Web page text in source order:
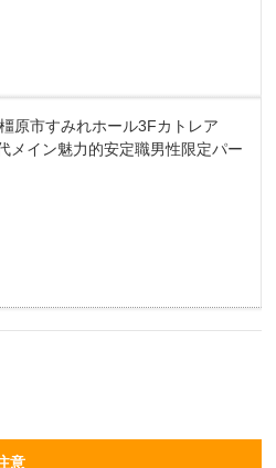
原市すみれホール3Fカトレア
メイン魅力的安定職男性限定パー
意